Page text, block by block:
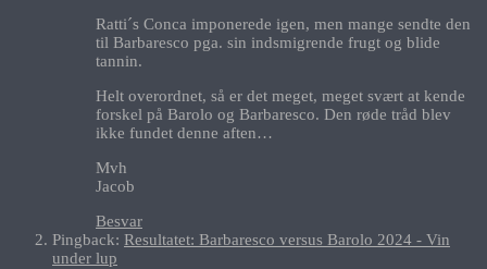
Ratti´s Conca imponerede igen, men mange sendte den
til Barbaresco pga. sin indsmigrende frugt og blide
tannin.
Helt overordnet, så er det meget, meget svært at kende
forskel på Barolo og Barbaresco. Den røde tråd blev
ikke fundet denne aften…
Mvh
Jacob
Besvar
Pingback: Resultatet: Barbaresco versus Barolo 2024 - Vin
under lup